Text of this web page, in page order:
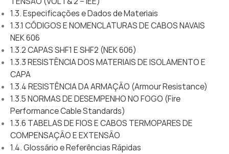
1.3. Especificações e Dados de Materiais
1.3.1 CÓDIGOS E NOMENCLATURAS DE CABOS NAVAIS
NEK 606
1.3.2 CAPAS SHF1 E SHF2 (NEK 606)
1.3.3 RESISTÊNCIA DOS MATERIAIS DE ISOLAMENTO E
CAPA
1.3.4 RESISTÊNCIA DA ARMAÇÃO (Armour Resistance)
1.3.5 NORMAS DE DESEMPENHO NO FOGO (Fire
Performance Cable Standards)
1.3.6 TABELAS DE FIOS E CABOS TERMOPARES DE
COMPENSAÇÃO E EXTENSÃO
1.4. Glossário e Referências Rápidas